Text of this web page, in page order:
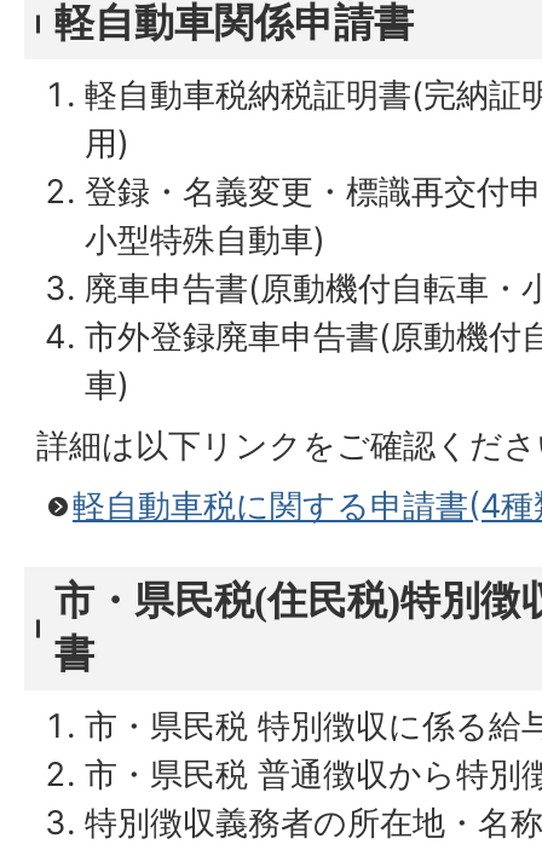
軽自動車関係申請書
軽自動車税納税証明書(完納証
用)
登録・名義変更・標識再交付
小型特殊自動車)
廃車申告書(原動機付自転車・
市外登録廃車申告書(原動機付
車)
詳細は以下リンクをご確認くだ
軽自動車税に関する申請書(4種
市・県民税(住民税)特別徴
書
市・県民税 特別徴収に係る給
市・県民税 普通徴収から特別
特別徴収義務者の所在地・名